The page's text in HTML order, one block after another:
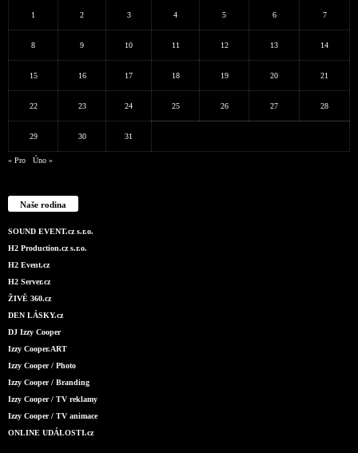
1 2 3 4 5 6 7
8 9 10 11 12 13 14
15 16 17 18 19 20 21
22 23 24 25 26 27 28
29 30 31
« Pro Úno »
Naše rodina
SOUND EVENT.cz s.r.o.
H2 Production.cz s.r.o.
H2 Event.cz
H2 Server.cz
ŽIVĚ 360.cz
DEN LÁSKY.cz
DJ Izzy Cooper
Izzy Cooper.ART
Izzy Cooper / Photo
Izzy Cooper / Branding
Izzy Cooper / TV reklamy
Izzy Cooper / TV animace
ONLINE UDÁLOSTI.cz